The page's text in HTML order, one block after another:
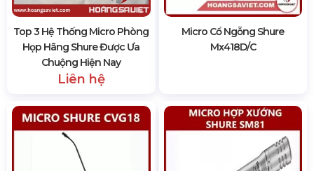
Top 3 Hệ Thống Micro Phòng
Họp Hãng Shure Được Ưa
Chuộng Hiện Nay
Liên hệ
Micro Cổ Ngỗng Shure
Mx418D/c